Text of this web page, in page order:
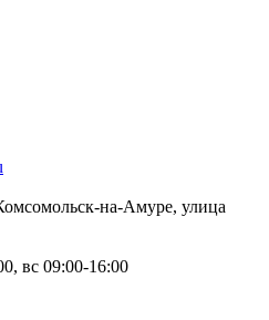
на-Амуре, улица
вс 09:00-16:00